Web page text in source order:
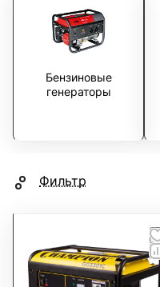
Бензиновые
генераторы
Фильтр